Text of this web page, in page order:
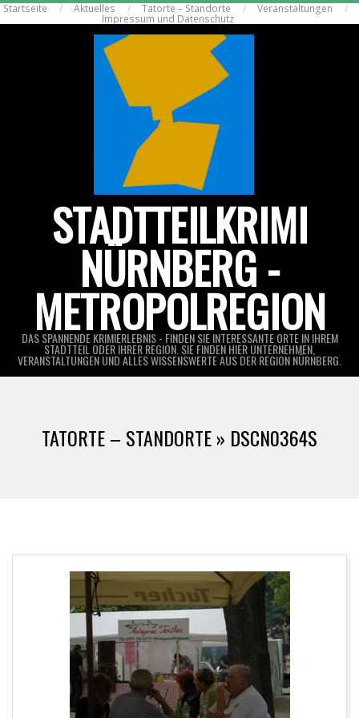
Skip
Startseite Aktuelles Tatorte – Standorte Veranstaltungen
Impressum und Datenschutz
STADTTEILKRIMI
NÜRNBERG -
METROPOLREGION
DAS SPANNENDE KRIMIERLEBNIS - FINDEN SIE INTERESSANTE ORTE IN IHREM
STADTTEIL ODER IHRER REGION. SIE FINDEN HIER UNTERNEHMEN,
VERANSTALTUNGEN UND ALLES WISSENSWERTE AUS DER REGION NÜRNBERG.
TATORTE – STANDORTE » DSCN0364S